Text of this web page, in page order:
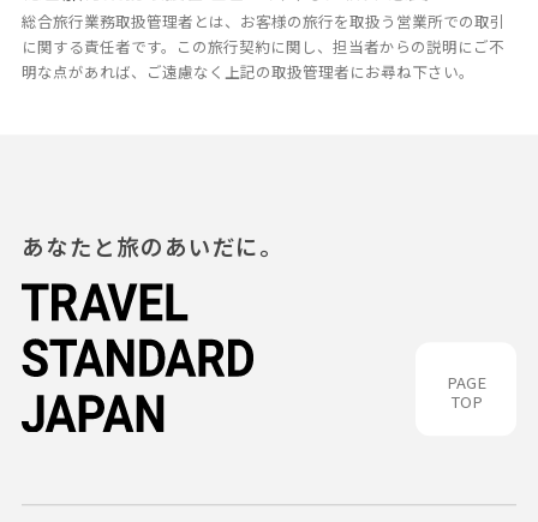
総合旅行業務取扱管理者とは、お客様の旅行を取扱う営業所での取引
に関する責任者です。この旅行契約に関し、担当者からの説明にご不
明な点があれば、ご遠慮なく上記の取扱管理者にお尋ね下さい。
PAGE
TOP
あなたと旅のあいだに。